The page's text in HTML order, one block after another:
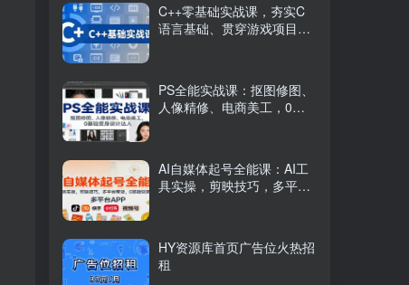
C++零基础实战课，夯实C
语言基础、贯穿游戏项目、
PS全能实战课：抠图修图、
人像精修、电商美工，0基
AI自媒体起号全能课：AI工
具实操，剪映技巧，多平台
HY资源库首页广告位火热招
租